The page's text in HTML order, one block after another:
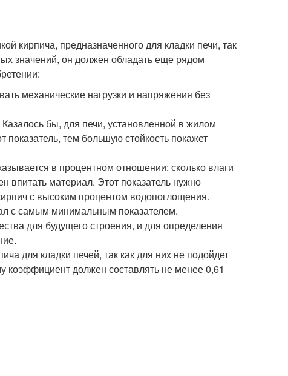
кирпича, предназначенного для кладки печи, так
значений, он должен обладать еще рядом
механические нагрузки и напряжения без
бы, для печи, установленной в жилом
тем большую стойкость покажет
в процентном отношении: сколько влаги
материал. Этот показатель нужно
с высоким процентом водопоглощения.
с самым минимальным показателем.
для будущего строения, и для определения
для кладки печей, так как для них не подойдет
коэффициент должен составлять не менее 0,61